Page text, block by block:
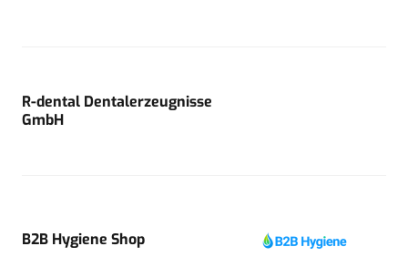
R-dental Dentalerzeugnisse
GmbH
B2B Hygiene Shop